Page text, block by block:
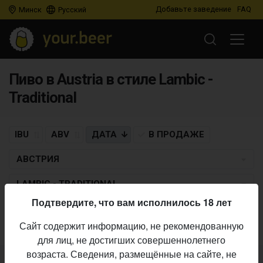
Минск Русский Добавьте заведение FAQ
Пиво в Austria в стиле Lambic -
Traditional
IBU ABV ДАТА В ПРОДАЖЕ
АВСТРИЯ
LAMBIC - TRADITIONAL
Пиво по заданным критериям не найдено
Подтвердите, что вам исполнилось 18 лет
Сайт содержит информацию, не рекомендованную
для лиц, не достигших совершеннолетнего
возраста. Сведения, размещённые на сайте, не